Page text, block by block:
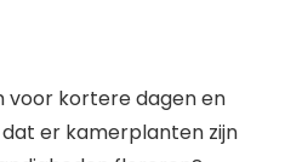
voor kortere dagen en
er kamerplanten zijn